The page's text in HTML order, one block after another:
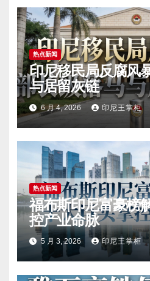
热点新闻
印尼移民局反腐风
与居留灰链
6 月 4, 2026 印尼王掌柜
热点新闻
福布斯印尼富豪榜
控产业命脉
5 月 3, 2026 印尼王掌柜